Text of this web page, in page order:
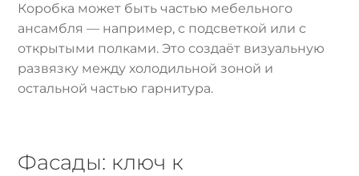
Коробка может быть частью мебельного
ансамбля — например, с подсветкой или с
открытыми полками. Это создаёт визуальную
развязку между холодильной зоной и
остальной частью гарнитура.
Фасады: ключ к